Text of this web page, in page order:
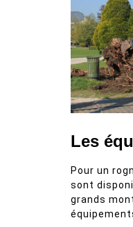
Les
Pour un
sont
grands